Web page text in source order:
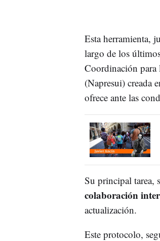
Esta herramienta,
largo de los
Coordinación para
(Napresui) creada
ofrece ante las
Su principal tarea,
colaboración
actualización.
Este protocolo,